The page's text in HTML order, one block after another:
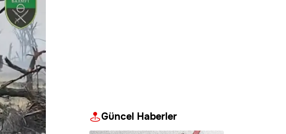
Güncel Haberler